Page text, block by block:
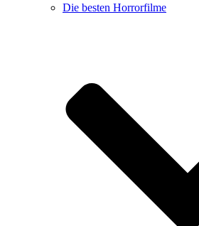
Die besten Horrorfilme